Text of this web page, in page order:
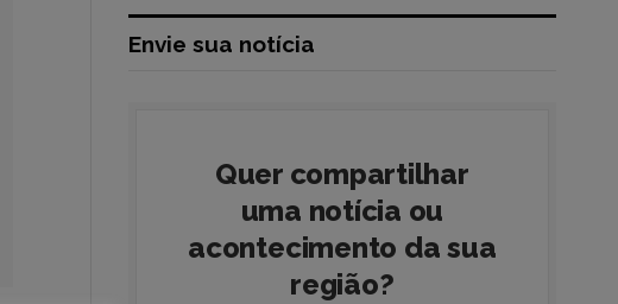
Envie sua notícia
Quer compartilhar
uma notícia ou
acontecimento da sua
região?